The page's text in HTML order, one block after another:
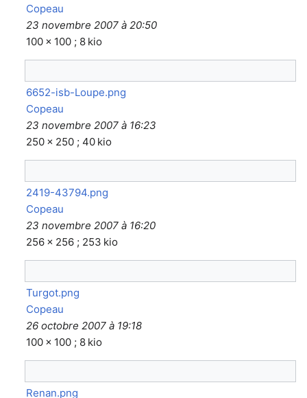
Copeau
23 novembre 2007 à 20:50
100 × 100 ; 8 kio
6652-isb-Loupe.png
Copeau
23 novembre 2007 à 16:23
250 × 250 ; 40 kio
2419-43794.png
Copeau
23 novembre 2007 à 16:20
256 × 256 ; 253 kio
Turgot.png
Copeau
26 octobre 2007 à 19:18
100 × 100 ; 8 kio
Renan.png